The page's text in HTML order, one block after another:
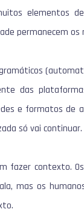
elementos
permanecem os
das
e formatos de
só vai continuar.
fazer contexto.
mas os